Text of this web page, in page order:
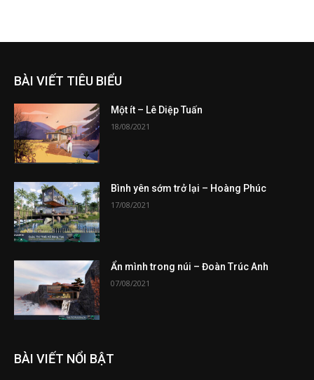
BÀI VIẾT TIÊU BIỂU
Một ít – Lê Diệp Tuấn
18/08/2021
Bình yên sớm trở lại – Hoàng Phúc
17/08/2021
Ẩn mình trong núi – Đoàn Trúc Anh
07/08/2021
BÀI VIẾT NỔI BẬT